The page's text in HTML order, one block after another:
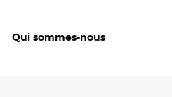
Qui sommes-nous